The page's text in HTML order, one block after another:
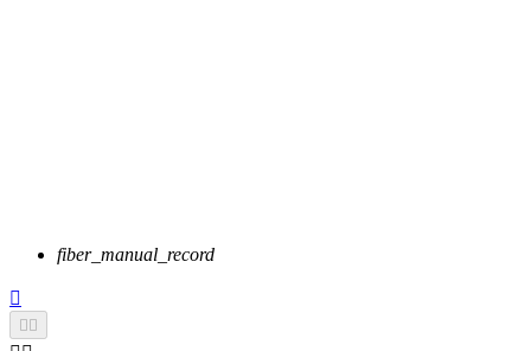
fiber_manual_record

 